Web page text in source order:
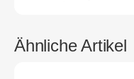
Ähnliche Artikel